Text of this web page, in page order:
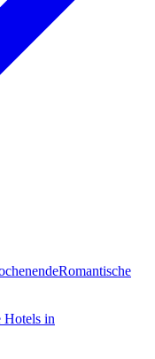
Romantische
Hotels in